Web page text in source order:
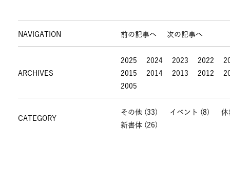
NAVIGATION 前の記事へ 次の記事へ
ARCHIVES
2025 2024 2023 2022
2015
2014 2013 2012
2005
CATEGORY
その他 (33) イベント (8)
休
新書体 (26)